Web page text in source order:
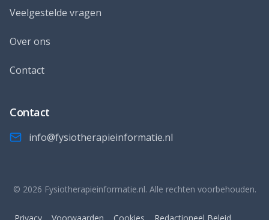
Veelgestelde vragen
Over ons
Contact
Contact
info@fysiotherapieinformatie.nl
© 2026 Fysiotherapieinformatie.nl. Alle rechten voorbehouden.